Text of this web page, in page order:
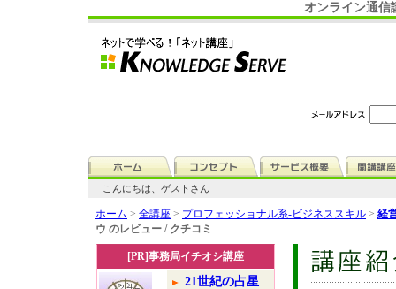
オンライン通信
こんにちは、ゲストさん
ホーム > 全講座 > プロフェッショナル系-ビジネススキル > 経
ウ のレビュー / クチコミ
[PR]事務局イチオシ講座
21世紀の占星